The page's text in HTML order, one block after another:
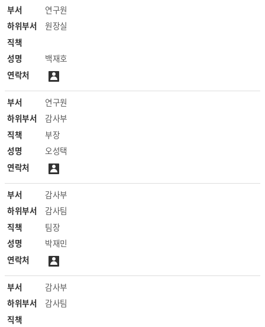
부서
연구원
하위부서
원장실
직책
성명
백재호
연락처
부서
연구원
하위부서
감사부
직책
부장
성명
오성택
연락처
부서
감사부
하위부서
감사팀
직책
팀장
성명
박재민
연락처
부서
감사부
하위부서
감사팀
직책